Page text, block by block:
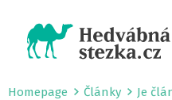
Homepage Články
Je